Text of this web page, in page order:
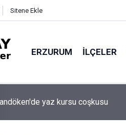
Sitene Ekle
ERZURUM İLÇELER
desteği aldı